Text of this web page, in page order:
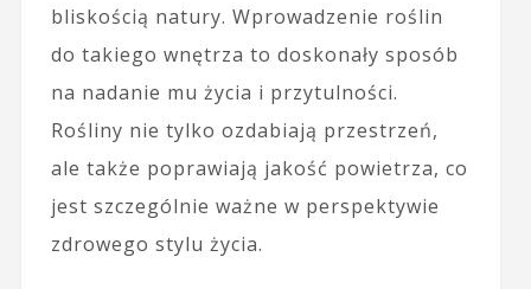
bliskością natury. Wprowadzenie roślin
do takiego wnętrza to doskonały sposób
na nadanie mu życia i przytulności.
Rośliny nie tylko ozdabiają przestrzeń,
ale także poprawiają jakość powietrza, co
jest szczególnie ważne w perspektywie
zdrowego stylu życia.